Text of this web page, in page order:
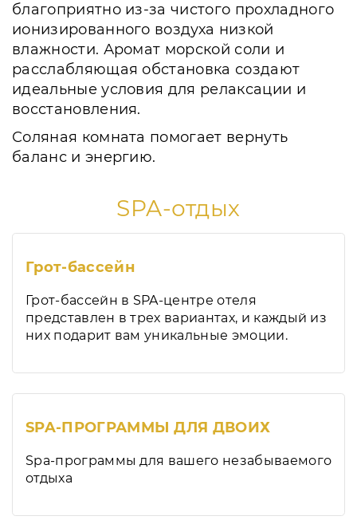
благоприятно из-за чистого прохладного
ионизированного воздуха низкой
влажности. Аромат морской соли и
расслабляющая обстановка создают
идеальные условия для релаксации и
восстановления.
Соляная комната помогает вернуть
баланс и энергию.
SPA-отдых
Грот-бассейн
Грот-бассейн в SPA-центре отеля
представлен в трех вариантах, и каждый из
них подарит вам уникальные эмоции.
SPA-ПРОГРАММЫ ДЛЯ ДВОИХ
Spa-программы для вашего незабываемого
отдыха